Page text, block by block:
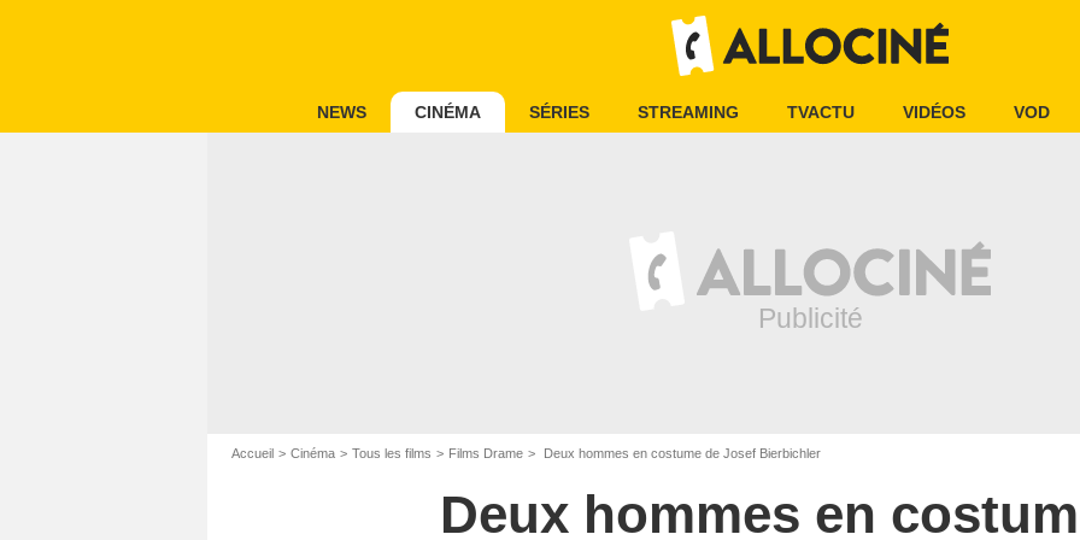
NEWS CINÉMA SÉRIES STREAMING TVACTU VIDÉOS VOD
Accueil Cinéma Tous les films Films Drame Deux hommes en costume de Josef Bierbichler
Deux hommes en